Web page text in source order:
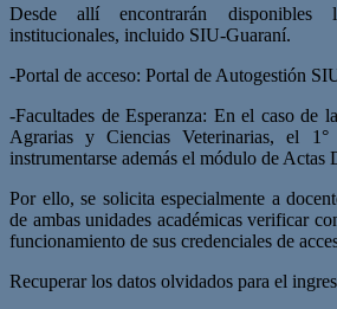
Desde allí encontrarán disponibles
institucionales, incluido SIU-Guaraní.
-Portal de acceso: Portal de Autogestión
-Facultades de Esperanza: En el caso de
Agrarias y Ciencias Veterinarias, el
instrumentarse además el módulo de Actas
Por ello, se solicita especialmente a
de ambas unidades académicas verificar
funcionamiento de sus credenciales de
Recuperar los datos olvidados para el